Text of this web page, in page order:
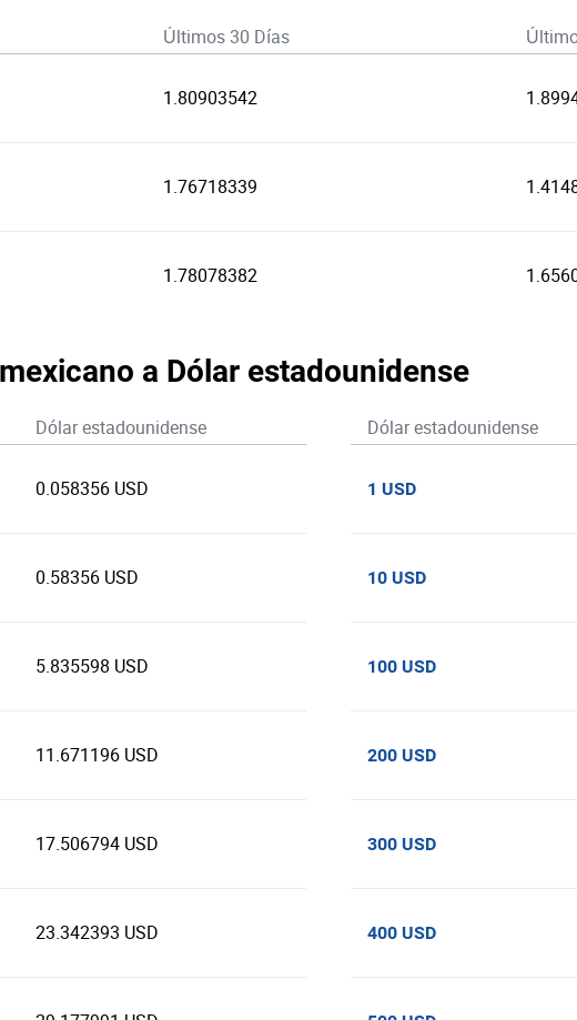
Últimos 30 Días
1.80903542
1.76718339
1.78078382
a Dólar estadounidense
Dólar estadounidense
0.058356 USD
0.58356 USD
5.835598 USD
11.671196 USD
17.506794 USD
23.342393 USD
Dólar estadounidense
1 USD
10 USD
100 USD
200 USD
300 USD
400 USD